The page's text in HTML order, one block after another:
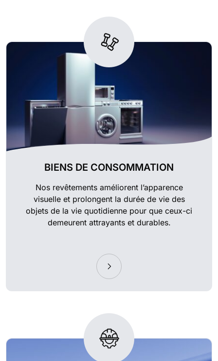
BIENS DE CONSOMMATION
Nos revêtements améliorent l’apparence
visuelle et prolongent la durée de vie des
objets de la vie quotidienne pour que ceux-ci
demeurent attrayants et durables.